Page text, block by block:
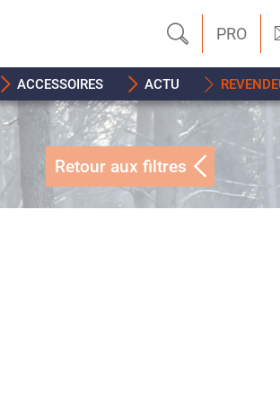
PRO
ACCESSOIRES ACTU
Retour aux filtres